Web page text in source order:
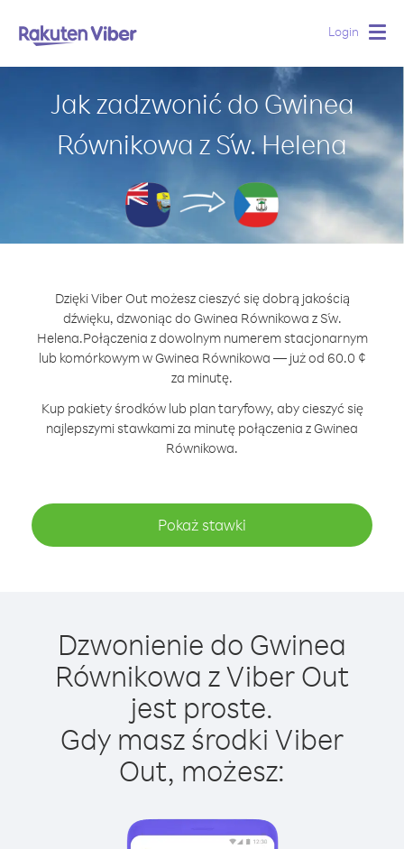
Login
Jak zadzwonić do Gwinea
Równikowa z Św. Helena
Dzięki Viber Out możesz cieszyć się dobrą jakością
dźwięku, dzwoniąc do Gwinea Równikowa z Św.
Helena.Połączenia z dowolnym numerem stacjonarnym
lub komórkowym w Gwinea Równikowa — już od 60.0 ¢
za minutę.
Kup pakiety środków lub plan taryfowy, aby cieszyć się
najlepszymi stawkami za minutę połączenia z Gwinea
Równikowa.
Pokaż stawki
Dzwonienie do Gwinea
Równikowa z Viber Out
jest proste.
Gdy masz środki Viber
Out, możesz: